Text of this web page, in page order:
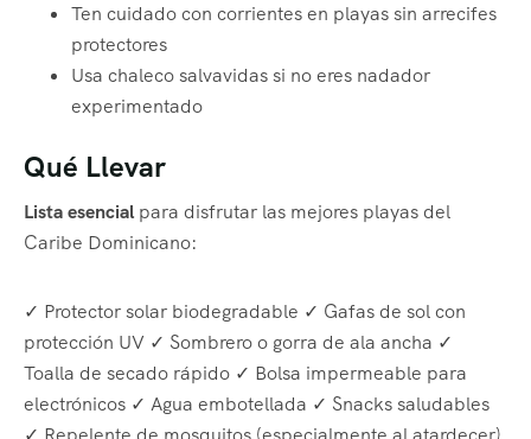
Ten cuidado con corrientes en playas sin arrecifes
protectores
Usa chaleco salvavidas si no eres nadador
experimentado
Qué Llevar
Lista esencial para disfrutar las mejores playas del
Caribe Dominicano:
✓ Protector solar biodegradable ✓ Gafas de sol con
protección UV ✓ Sombrero o gorra de ala ancha ✓
Toalla de secado rápido ✓ Bolsa impermeable para
electrónicos ✓ Agua embotellada ✓ Snacks saludables